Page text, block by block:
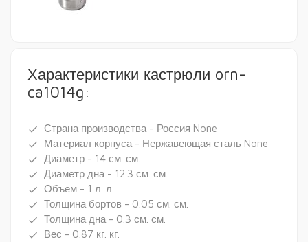
Характеристики кастрюли orn-
ca1014g:
done Страна производства - Россия None
done Материал корпуса - Нержавеющая сталь None
done Диаметр - 14 см. см.
done Диаметр дна - 12.3 см. см.
done Объем - 1 л. л.
done Толщина бортов - 0.05 см. см.
done Толщина дна - 0.3 см. см.
done Вес - 0.87 кг. кг.